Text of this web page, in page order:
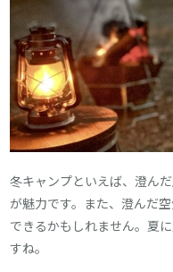
冬キャンプといえば、澄ん
が魅力です。また、澄んだ
できるかもしれません。夏
すね。